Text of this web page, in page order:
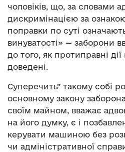
чоловіків, що, за словами
дискримінацією за
поправки по суті
винуватості» — заборони
до того, як протиправні
доведені.
Суперечить” такому собі
основному закону
своїм майном, вважає
на його думку, є і
керувати машиною без
чи адміністративної